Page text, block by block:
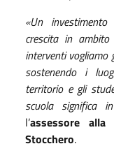
«Un
crescita in
interventi
sostenendo i
territorio e gli
scuola significa
l’assessore alla
Stocchero.